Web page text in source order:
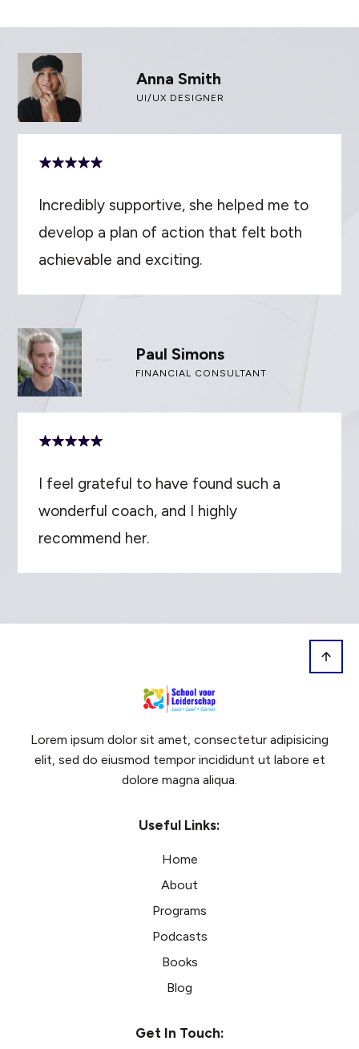
Anna Smith
UI/UX DESIGNER
Incredibly supportive, she helped me to
develop a plan of action that felt both
achievable and exciting.
Paul Simons
FINANCIAL CONSULTANT
I feel grateful to have found such a
wonderful coach, and I highly
recommend her.
Lorem ipsum dolor sit amet, consectetur adipisicing
elit, sed do eiusmod tempor incididunt ut labore et
dolore magna aliqua.
Useful Links:
Home
About
Programs
Podcasts
Books
Blog
Get In Touch: